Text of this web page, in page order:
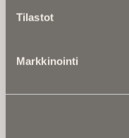
Tilastot
Markkinointi
valtakunnallinen
kuolinuutiset ja
Anna palautetta